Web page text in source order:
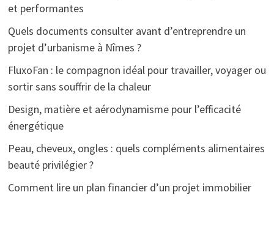
et performantes
Quels documents consulter avant d’entreprendre un
projet d’urbanisme à Nîmes ?
FluxoFan : le compagnon idéal pour travailler, voyager ou
sortir sans souffrir de la chaleur
Design, matière et aérodynamisme pour l’efficacité
énergétique
Peau, cheveux, ongles : quels compléments alimentaires
beauté privilégier ?
Comment lire un plan financier d’un projet immobilier